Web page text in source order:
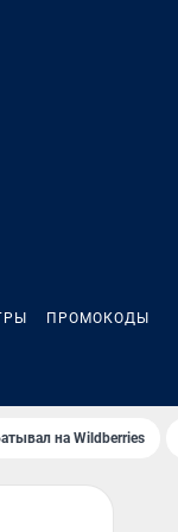
ПРОМОКОДЫ
на Wildberries